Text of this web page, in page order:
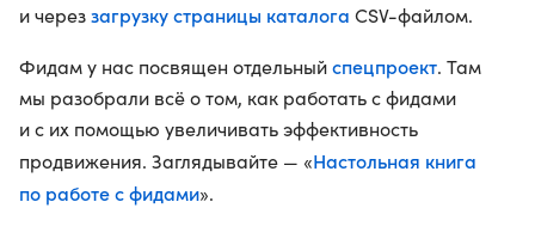
и череззагрузку страницы каталога CSV-файлом.
Фидам у нас посвящен отдельныйспецпроект. Там
мы разобрали всё о том, как работать с фидами
и с их помощью увеличивать эффективность
продвижения. Заглядывайте — «Настольная книга
по работе с фидами».